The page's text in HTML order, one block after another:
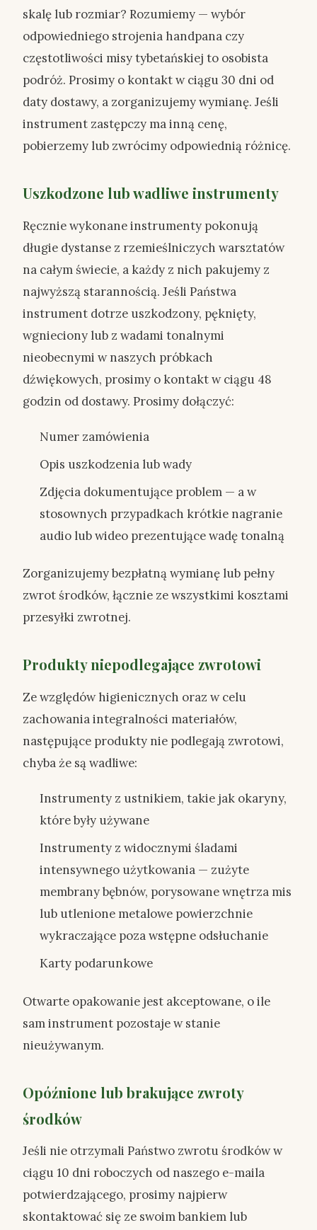
skalę lub rozmiar? Rozumiemy — wybór
odpowiedniego strojenia handpana czy
częstotliwości misy tybetańskiej to osobista
podróż. Prosimy o kontakt w ciągu 30 dni od
daty dostawy, a zorganizujemy wymianę. Jeśli
instrument zastępczy ma inną cenę,
pobierzemy lub zwrócimy odpowiednią różnicę.
Uszkodzone lub wadliwe instrumenty
Ręcznie wykonane instrumenty pokonują
długie dystanse z rzemieślniczych warsztatów
na całym świecie, a każdy z nich pakujemy z
najwyższą starannością. Jeśli Państwa
instrument dotrze uszkodzony, pęknięty,
wgnieciony lub z wadami tonalnymi
nieobecnymi w naszych próbkach
dźwiękowych, prosimy o kontakt w ciągu 48
godzin od dostawy. Prosimy dołączyć:
Numer zamówienia
Opis uszkodzenia lub wady
Zdjęcia dokumentujące problem — a w
stosownych przypadkach krótkie nagranie
audio lub wideo prezentujące wadę tonalną
Zorganizujemy bezpłatną wymianę lub pełny
zwrot środków, łącznie ze wszystkimi kosztami
przesyłki zwrotnej.
Produkty niepodlegające zwrotowi
Ze względów higienicznych oraz w celu
zachowania integralności materiałów,
następujące produkty nie podlegają zwrotowi,
chyba że są wadliwe:
Instrumenty z ustnikiem, takie jak okaryny,
które były używane
Instrumenty z widocznymi śladami
intensywnego użytkowania — zużyte
membrany bębnów, porysowane wnętrza mis
lub utlenione metalowe powierzchnie
wykraczające poza wstępne odsłuchanie
Karty podarunkowe
Otwarte opakowanie jest akceptowane, o ile
sam instrument pozostaje w stanie
nieużywanym.
Opóźnione lub brakujące zwroty
środków
Jeśli nie otrzymali Państwo zwrotu środków w
ciągu 10 dni roboczych od naszego e-maila
potwierdzającego, prosimy najpierw
skontaktować się ze swoim bankiem lub